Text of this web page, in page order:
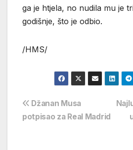
ga je htjela, no nudila mu je
godišnje, što je odbio.
/HMS/
Navigacija
objava
Džanan Musa
potpisao za Real Madrid